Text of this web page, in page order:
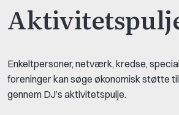
Enkeltpersoner, netværk, kredse,
foreninger kan søge økonomisk støtte
gennem DJ’s aktivitetspulje.